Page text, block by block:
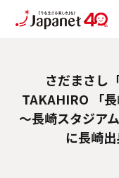
さだまさし
TAKAHIRO 「
～長崎スタジア
に長崎